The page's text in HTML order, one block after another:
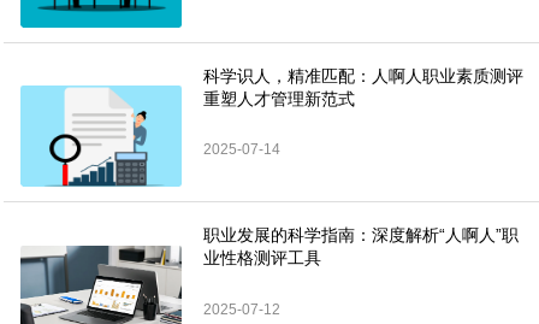
科学识人，精准匹配：人啊人职业素质测评
重塑人才管理新范式
2025-07-14
职业发展的科学指南：深度解析“人啊人”职
业性格测评工具
2025-07-12